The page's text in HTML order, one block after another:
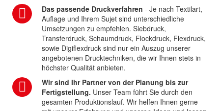
Das passende Druckverfahren - Je nach Textilart,
Auflage und Ihrem Sujet sind unterschiedliche
Umsetzungen zu empfehlen. Siebdruck,
Transferdruck, Schaumdruck, Flockdruck, Flexdruck,
sowie Digiflexdruck sind nur ein Auszug unserer
angebotenen Drucktechniken, die wir Ihnen stets in
höchster Qualität anbieten.
Wir sind Ihr Partner von der Planung bis zur
Fertigstellung. Unser Team führt Sie durch den
gesamten Produktionslauf. Wir helfen Ihnen gerne